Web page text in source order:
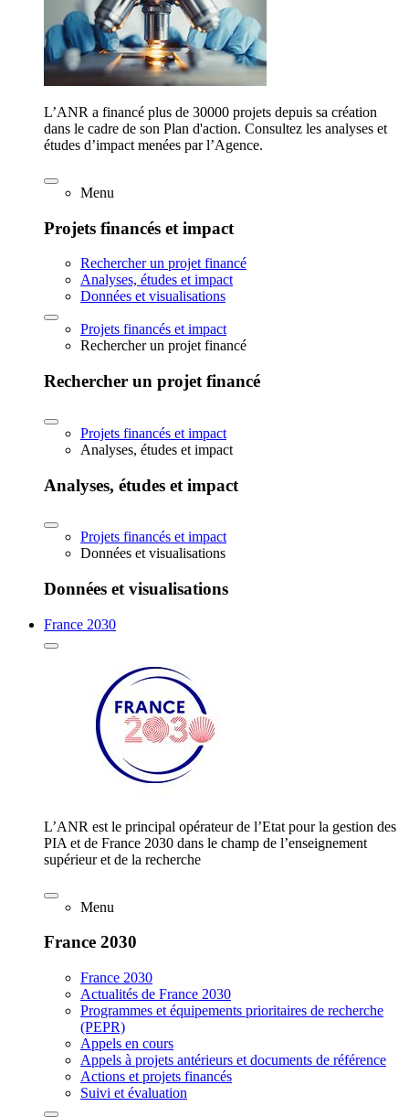
L’ANR a financé plus de 30000 projets depuis sa création
dans le cadre de son Plan d'action. Consultez les analyses et
études d’impact menées par l’Agence.
Menu
Projets financés et impact
Rechercher un projet financé
Analyses, études et impact
Données et visualisations
Projets financés et impact
Rechercher un projet financé
Rechercher un projet financé
Projets financés et impact
Analyses, études et impact
Analyses, études et impact
Projets financés et impact
Données et visualisations
Données et visualisations
France 2030
L’ANR est le principal opérateur de l’Etat pour la gestion des
PIA et de France 2030 dans le champ de l’enseignement
supérieur et de la recherche
Menu
France 2030
France 2030
Actualités de France 2030
Programmes et équipements prioritaires de recherche
(PEPR)
Appels en cours
Appels à projets antérieurs et documents de référence
Actions et projets financés
Suivi et évaluation